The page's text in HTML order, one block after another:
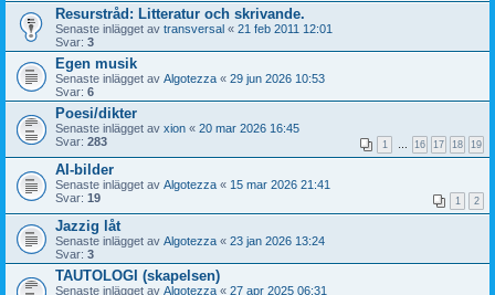
Resurstråd: Litteratur och skrivande.
Senaste inlägget av transversal « 21 feb 2011 12:01
Svar: 3
Egen musik
Senaste inlägget av Algotezza « 29 jun 2026 10:53
Svar: 6
Poesi/dikter
Senaste inlägget av xion « 20 mar 2026 16:45
Svar: 283 1 16 17 18 19
AI-bilder
Senaste inlägget av Algotezza « 15 mar 2026 21:41
Svar: 19 1 2
Jazzig låt
Senaste inlägget av Algotezza « 23 jan 2026 13:24
Svar: 3
TAUTOLOGI (skapelsen)
Senaste inlägget av Algotezza « 27 apr 2025 06:31